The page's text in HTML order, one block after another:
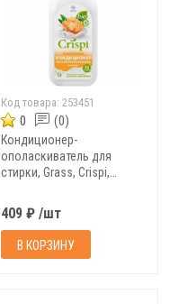
Код товара:253451
0 (0)
Кондиционер-
ополаскиватель для
стирки, Grass, Crispi,
уютное прикосновение, 1
л
409 ₽ /шт
В КОРЗИНУ